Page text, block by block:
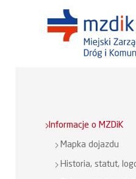
Informacje o MZDiK
Mapka dojazdu
Historia, statut,